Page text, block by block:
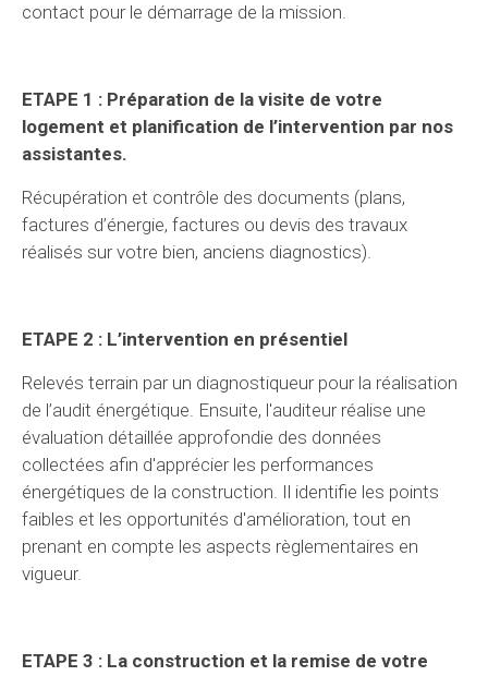
contact pour le démarrage de la mission.
ETAPE 1 : Préparation de la visite de votre
logement et planification de l’intervention par nos
assistantes.
Récupération et contrôle des documents (plans,
factures d’énergie, factures ou devis des travaux
réalisés sur votre bien, anciens diagnostics).
ETAPE 2 : L’intervention en présentiel
Relevés terrain par un diagnostiqueur pour la réalisation
de l’audit énergétique. Ensuite, l'auditeur réalise une
évaluation détaillée approfondie des données
collectées afin d'apprécier les performances
énergétiques de la construction. Il identifie les points
faibles et les opportunités d'amélioration, tout en
prenant en compte les aspects règlementaires en
vigueur.
ETAPE 3 : La construction et la remise de votre